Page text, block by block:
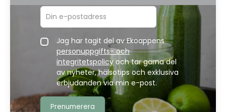
Jag har tagit del av Ekoappens
personuppgifts- och
integritetspolicyoch tar gärna del
av nyheter, hälsotips och exklusiva
erbjudanden via min e-post.